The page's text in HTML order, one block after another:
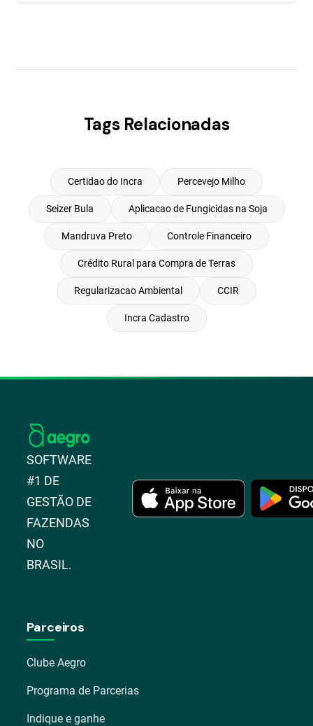
Tags Relacionadas
Certidao do Incra Percevejo Milho
Seizer Bula Aplicacao de Fungicidas na Soja
Mandruva Preto Controle Financeiro
Crédito Rural para Compra de Terras
Regularizacao Ambiental CCIR
Incra Cadastro
SOFTWARE
#1 DE
GESTÃO DE
FAZENDAS
NO
BRASIL.
Parceiros
Clube Aegro
Programa de Parcerias
Indique e ganhe